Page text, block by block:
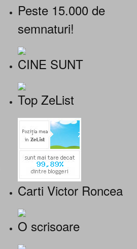
Peste 15.000 de
semnaturi!
CINE SUNT
Top ZeList
Carti Victor Roncea
O scrisoare